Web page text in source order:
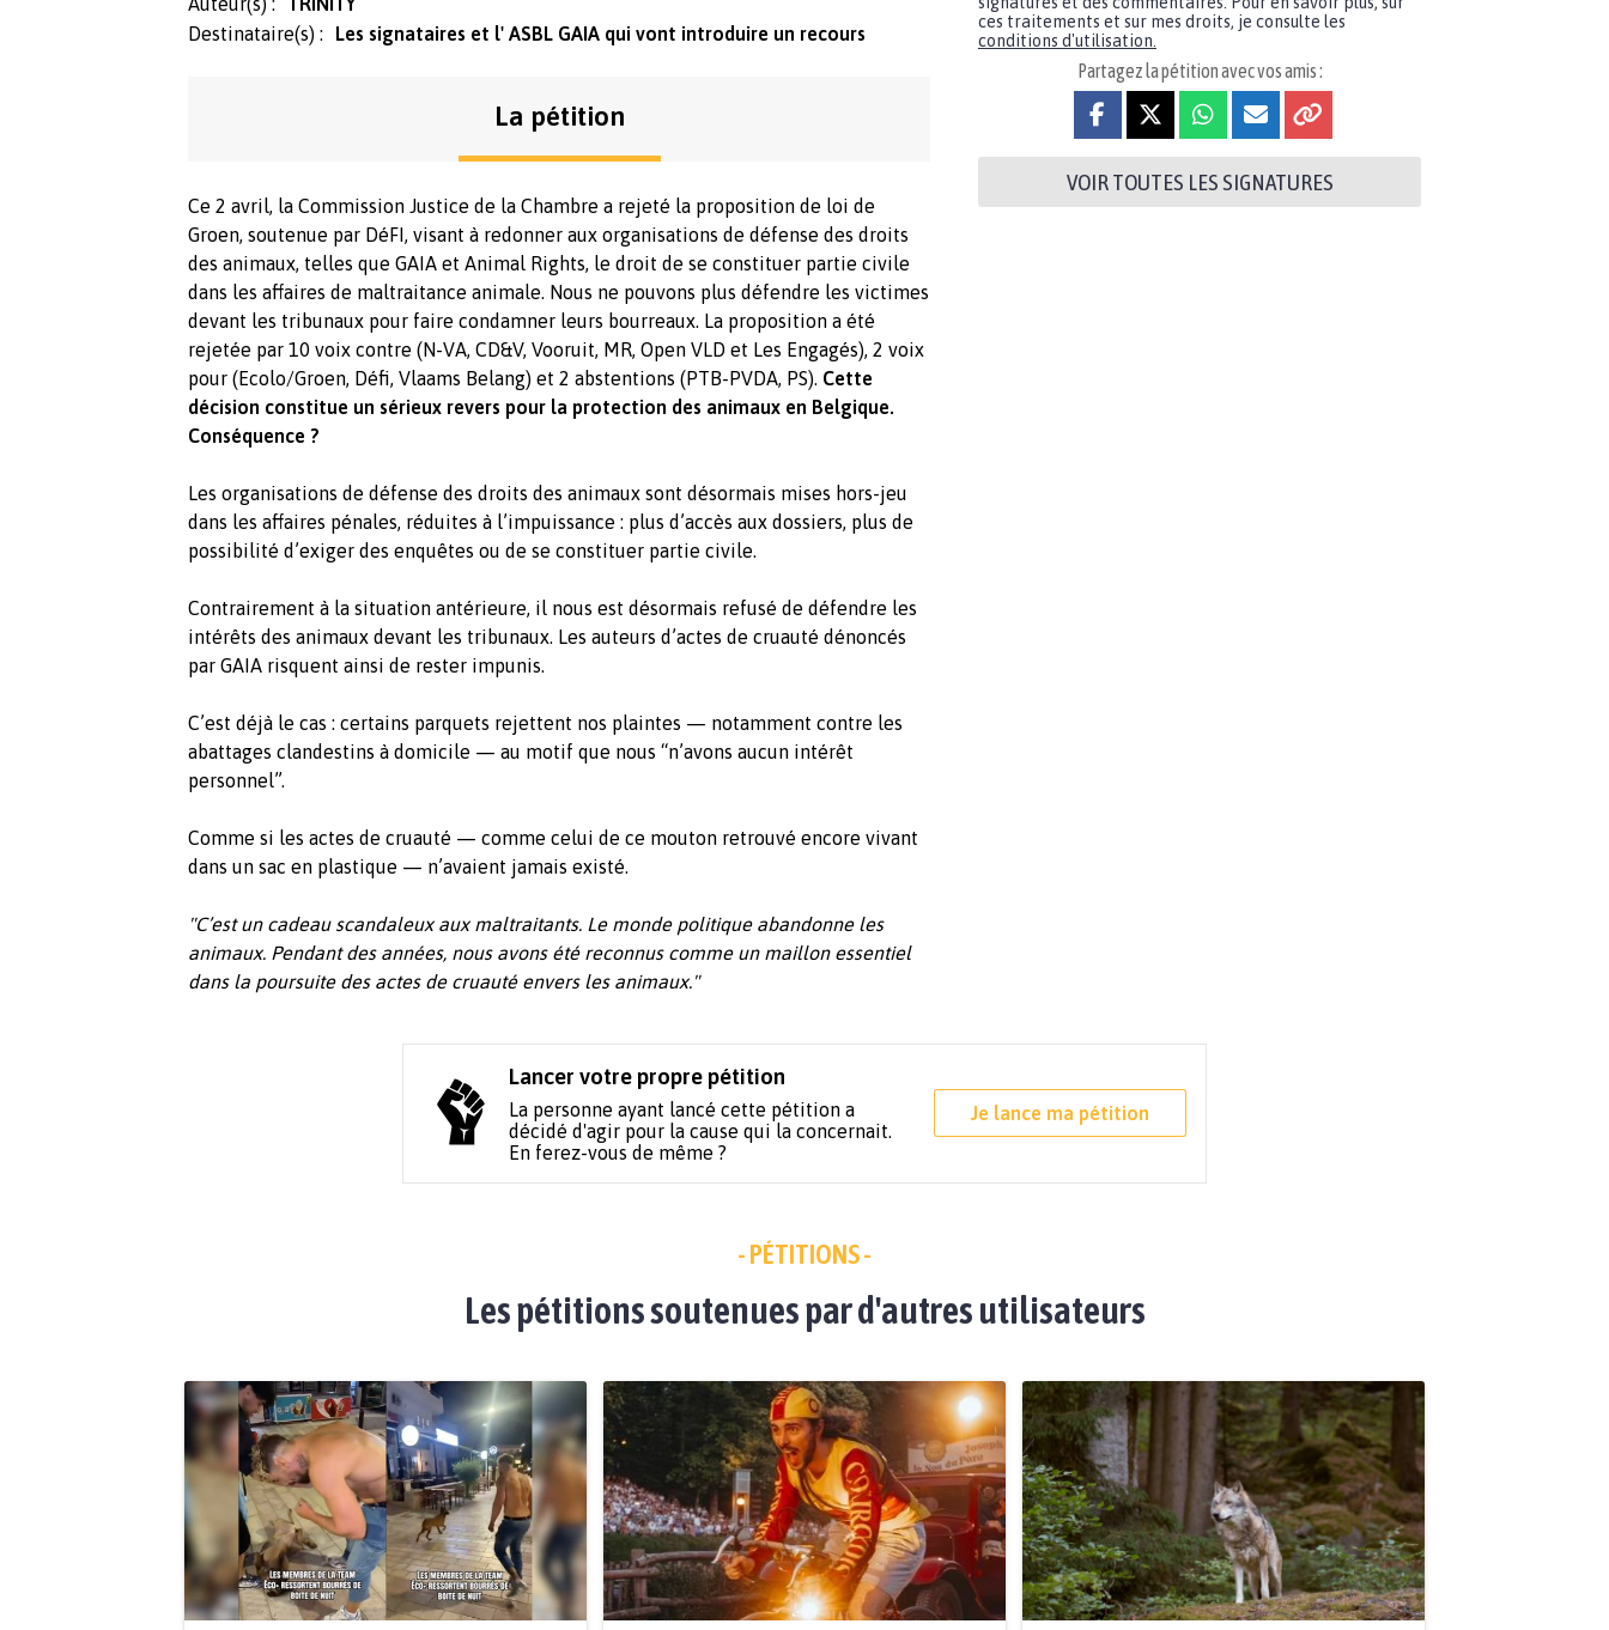
Destinataire(s) :
Les signataires et l' ASBL GAIA qui vont introduire un recours
La pétition
Ce 2 avril, la Commission Justice de la Chambre a rejeté la proposition de loi de
Groen, soutenue par DéFI, visant à redonner aux organisations de défense des droits
des animaux, telles que GAIA et Animal Rights, le droit de se constituer partie civile
dans les affaires de maltraitance animale. Nous ne pouvons plus défendre les victimes
devant les tribunaux pour faire condamner leurs bourreaux. La proposition a été
rejetée par 10 voix contre (N-VA, CD&V, Vooruit, MR, Open VLD et Les Engagés), 2 voix
pour (Ecolo/Groen, Défi, Vlaams Belang) et 2 abstentions (PTB-PVDA, PS). Cette
décision constitue un sérieux revers pour la protection des animaux en Belgique.
Conséquence ?
Les organisations de défense des droits des animaux sont désormais mises hors-jeu
dans les affaires pénales, réduites à l’impuissance : plus d’accès aux dossiers, plus de
possibilité d’exiger des enquêtes ou de se constituer partie civile.
Contrairement à la situation antérieure, il nous est désormais refusé de défendre les
intérêts des animaux devant les tribunaux. Les auteurs d’actes de cruauté dénoncés
par GAIA risquent ainsi de rester impunis.
C’est déjà le cas : certains parquets rejettent nos plaintes — notamment contre les
abattages clandestins à domicile — au motif que nous “n’avons aucun intérêt
personnel”.
Comme si les actes de cruauté — comme celui de ce mouton retrouvé encore vivant
dans un sac en plastique — n’avaient jamais existé.
"C’est un cadeau scandaleux aux maltraitants. Le monde politique abandonne les
animaux. Pendant des années, nous avons été reconnus comme un maillon essentiel
dans la poursuite des actes de cruauté envers les animaux."
ces traitements et sur mes droits, je consulte les
conditions d'utilisation.
Partagez la pétition avec vos amis :
VOIR TOUTES LES SIGNATURES
Lancer votre propre pétition
La personne ayant lancé cette pétition a
décidé d'agir pour la cause qui la concernait.
En ferez-vous de même ?
Je lance ma pétition
- PÉTITIONS -
Les pétitions soutenues par d'autres utilisateurs